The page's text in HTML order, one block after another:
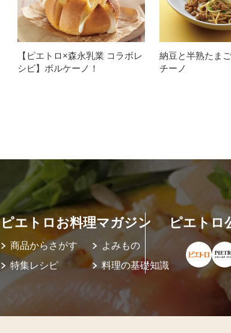
【ピエトロ×森永乳業 コラボレ
シピ】ボルケーノ！
納豆と半熟たま
チーノ
ピエトロお料理マガジン
商品からさがす
特集レシピ
よみもの
料理の基礎知識
ピエトロ
ピエト